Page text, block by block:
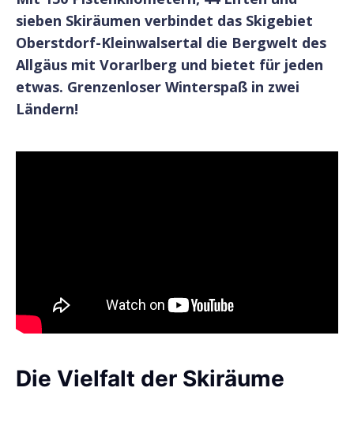
sieben Skiräumen verbindet das Skigebiet
Oberstdorf-Kleinwalsertal die Bergwelt des
Allgäus mit Vorarlberg und bietet für jeden
etwas. Grenzenloser Winterspaß in zwei
Ländern!
Die Vielfalt der Skiräume